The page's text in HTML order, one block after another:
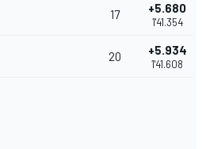
17 +5.680
1'41.354
20 +5.934
1'41.608